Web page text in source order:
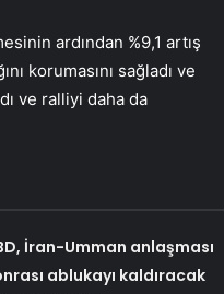
ardından %9,1 artış
korumasını sağladı ve
ve ralliyi daha da
İran-Umman anlaşması
ablukayı kaldıracak